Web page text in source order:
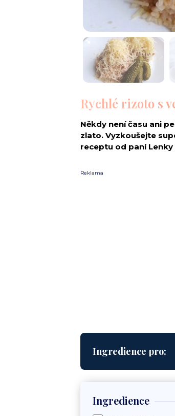
Rychlé rizoto s
Někdy není času ani
zlato. Vyzkoušejte
receptu od paní Lenky
Reklama
Ingredience pro:
Ingredience